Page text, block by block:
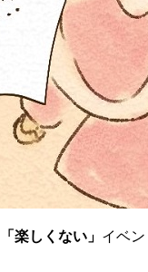
「楽しくない」 イベン